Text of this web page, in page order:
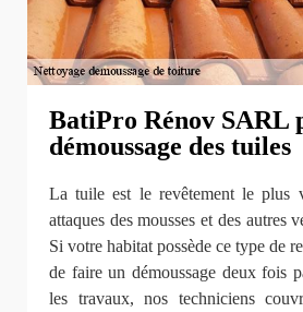
BatiPro Rénov SARL
démoussage des tuiles
La tuile est le revêtement le plus
attaques des mousses et des autres
Si votre habitat possède ce type de
de faire un démoussage deux fois
les travaux, nos techniciens